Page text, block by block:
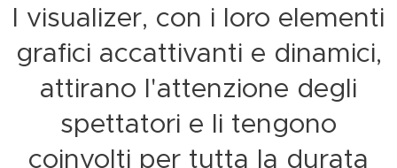
I visualizer, con i loro elementi
grafici accattivanti e dinamici,
attirano l'attenzione degli
spettatori e li tengono
coinvolti per tutta la durata